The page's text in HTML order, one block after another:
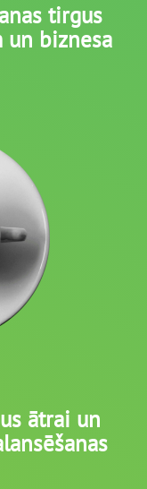
tirgus
un biznesa
ātrai un